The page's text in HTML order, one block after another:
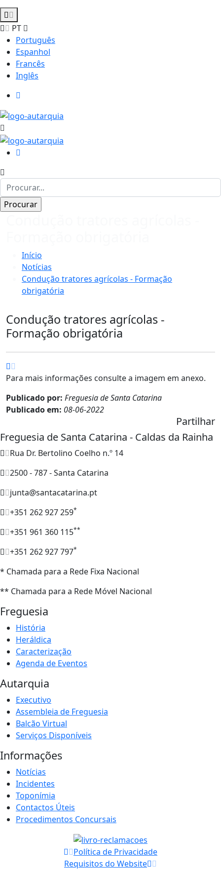
PT
Português
Espanhol
Francês
Inglês
Início
Notícias
Condução tratores agrícolas - Formação
obrigatória
Condução tratores agrícolas -
Formação obrigatória
Para mais informações consulte a imagem em anexo.
Publicado por: Freguesia de Santa Catarina
Publicado em: 08-06-2022
Partilhar
Freguesia de Santa Catarina - Caldas da Rainha
Rua Dr. Bertolino Coelho n.º 14
2500 - 787 - Santa Catarina
junta@santacatarina.pt
+351 262 927 259*
+351 961 360 115**
+351 262 927 797*
* Chamada para a Rede Fixa Nacional
** Chamada para a Rede Móvel Nacional
Freguesia
História
Heráldica
Caracterização
Agenda de Eventos
Autarquia
Executivo
Assembleia de Freguesia
Balcão Virtual
Serviços Disponíveis
Informações
Notícias
Incidentes
Toponímia
Contactos Úteis
Procedimentos Concursais
Política de Privacidade
Requisitos do Website